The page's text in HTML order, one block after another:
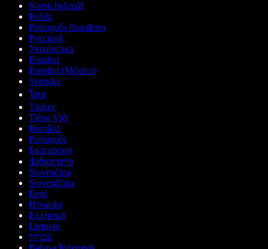
Norsk bokmål
Polski
Português Brasileiro
Русский
Українська
Español
Español (México)
Svenska
ไทย
Türkçe
Tiếng Việt
Română
Português
Български
ქართული
Slovenčina
Slovenščina
Eesti
Hrvatski
Ελληνικά
Lietuvių
עברית